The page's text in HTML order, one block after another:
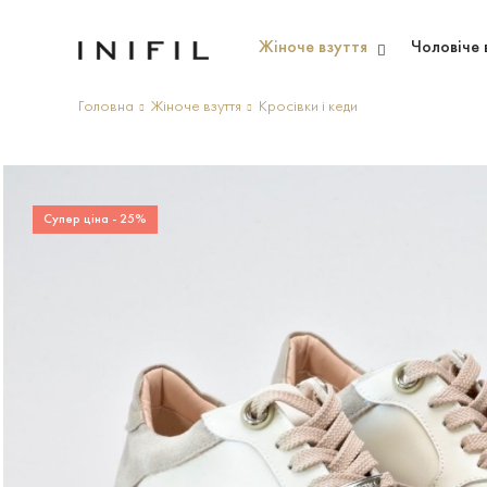
Жіноче взуття Чоловіче
Головна Жіноче взуття Кросівки і кеди
Супер ціна - 25%